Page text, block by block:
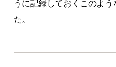
うに記録しておくこのよ
た。